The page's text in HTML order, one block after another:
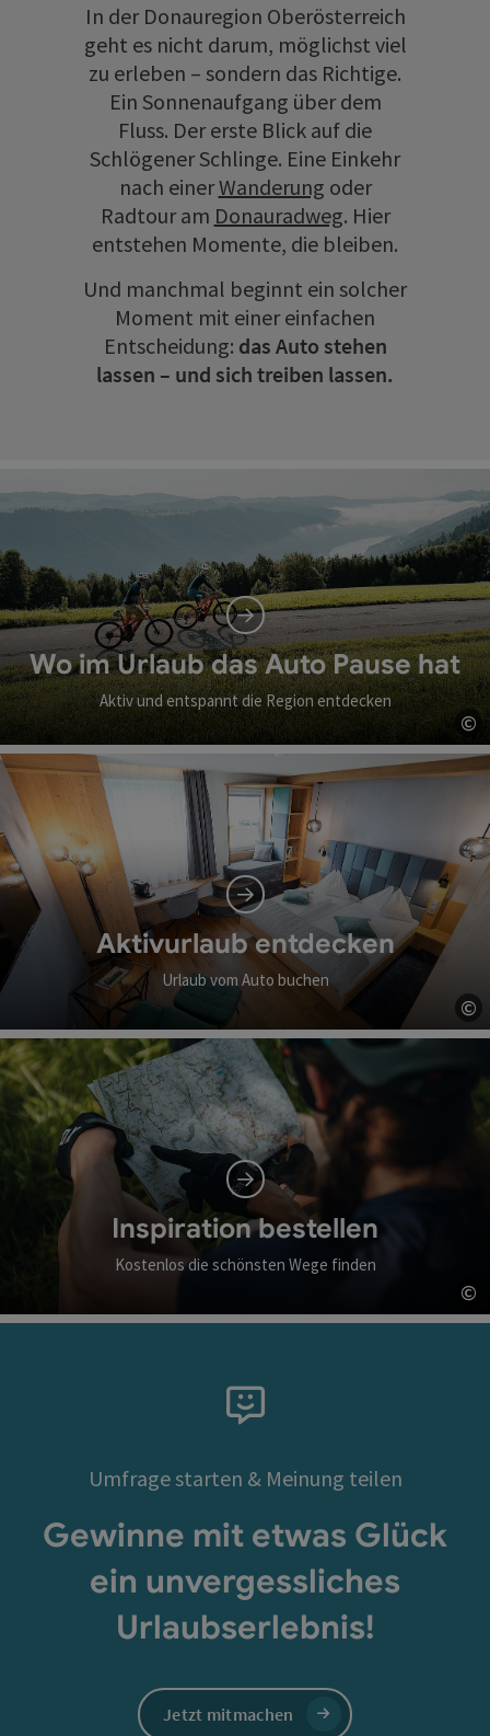
In der Donauregion Oberösterreich
geht es nicht darum, möglichst viel
zu erleben – sondern das Richtige.
Ein Sonnenaufgang über dem
Fluss. Der erste Blick auf die
Schlögener Schlinge. Eine Einkehr
nach einerWanderung oder
Radtour am Donauradweg. Hier
entstehen Momente, die bleiben.
Und manchmal beginnt ein solcher
Moment mit einer einfachen
Entscheidung: das Auto stehen
lassen – und sich treiben lassen.
Wo im Urlaub das Auto Pause hat
Aktiv und entspannt die Region entdecken
©
Aktivurlaub entdecken
Urlaub vom Auto buchen
©
Inspiration bestellen
Kostenlos die schönsten Wege finden
©
Umfrage starten & Meinung teilen
Gewinne mit etwas Glück
ein unvergessliches
Urlaubserlebnis!
Jetzt mitmachen